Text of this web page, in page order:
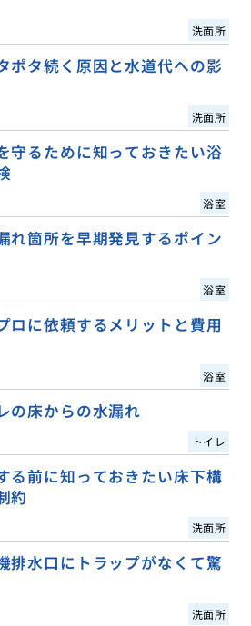
洗面所
ポタ続く原因と水道代への影
洗面所
守るために知っておきたい浴
浴室
れ箇所を早期発見するポイン
浴室
ロに依頼するメリットと費用
浴室
の床からの水漏れ
トイレ
る前に知っておきたい床下構
約
洗面所
排水口にトラップがなくて驚
洗面所